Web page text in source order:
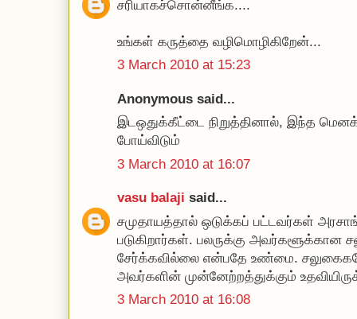
சரியாகச்சொன்னீங்க....
உங்கள் கருத்தை வழிமொழிகிறேன்...
3 March 2010 at 15:23
Anonymous said...
இடஒதுக்கீட்டை நிறுத்தினால், இந்த
போய்விடும்
3 March 2010 at 16:07
vasu balaji said...
சமுதாயத்தால் ஒடுக்கப் பட்டவர்கள்
படுகிறார்கள். பலருக்கு அவர்களூக்கான
சேர்க்கவில்லை என்பதே உண்மை.
அவர்களின் முன்னேற்றத்துக்கும்
3 March 2010 at 16:08